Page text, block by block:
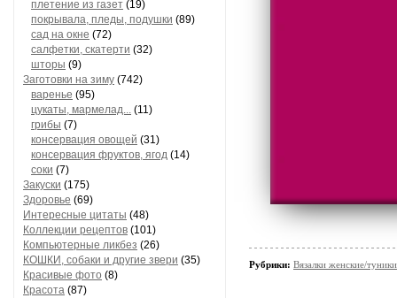
плетение из газет (19)
покрывала, пледы, подушки (89)
сад на окне (72)
салфетки, скатерти (32)
шторы (9)
Заготовки на зиму (742)
варенье (95)
цукаты, мармелад... (11)
грибы (7)
консервация овощей (31)
консервация фруктов, ягод (14)
соки (7)
Закуски (175)
Здоровье (69)
Интересные цитаты (48)
Коллекции рецептов (101)
Компьютерные ликбез (26)
КОШКИ, собаки и другие звери (35)
Красивые фото (8)
Красота (87)
Рубрики: Вязалки женские/